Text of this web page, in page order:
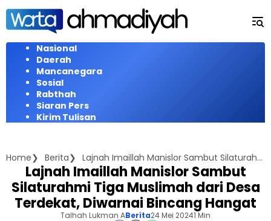
Langsung
konten
Nasional
Daerah
Mancanegara
Sosial
Rabthah
Siaran Pers
Kirim Tulisan
Home Berita Lajnah Imaillah Manislor Sambut Silaturahmi Tiga Muslimah dari Desa Terdekat, Diwarnai Bincang Hangat
Lajnah Imaillah Manislor Sambut
Silaturahmi Tiga Muslimah dari Desa
Terdekat, Diwarnai Bincang Hangat
Talhah Lukman ABerita24 Mei 20241 Min